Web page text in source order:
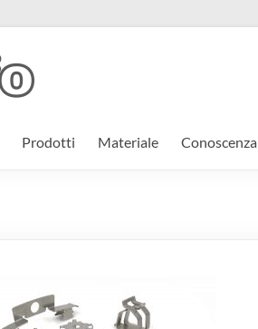
Prodotti Materiale Conoscenza